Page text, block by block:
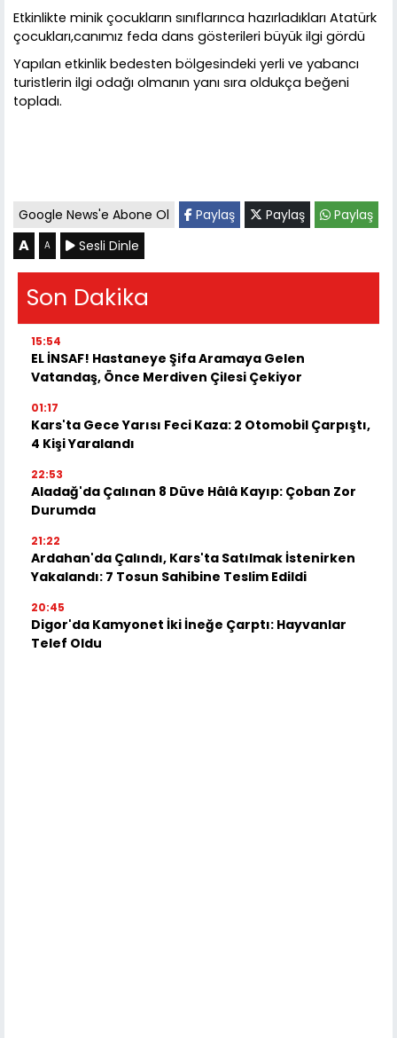
Etkinlikte minik çocukların sınıflarınca hazırladıkları Atatürk
çocukları,canımız feda dans gösterileri büyük ilgi gördü
Yapılan etkinlik bedesten bölgesindeki yerli ve yabancı
turistlerin ilgi odağı olmanın yanı sıra oldukça beğeni
topladı.
Google News'e Abone Ol Paylaş Paylaş Paylaş
A A Sesli Dinle
Son Dakika
15:54
EL İNSAF! Hastaneye Şifa Aramaya Gelen
Vatandaş, Önce Merdiven Çilesi Çekiyor
01:17
Kars'ta Gece Yarısı Feci Kaza: 2 Otomobil Çarpıştı,
4 Kişi Yaralandı
22:53
Aladağ'da Çalınan 8 Düve Hâlâ Kayıp: Çoban Zor
Durumda
21:22
Ardahan'da Çalındı, Kars'ta Satılmak İstenirken
Yakalandı: 7 Tosun Sahibine Teslim Edildi
20:45
Digor'da Kamyonet İki İneğe Çarptı: Hayvanlar
Telef Oldu